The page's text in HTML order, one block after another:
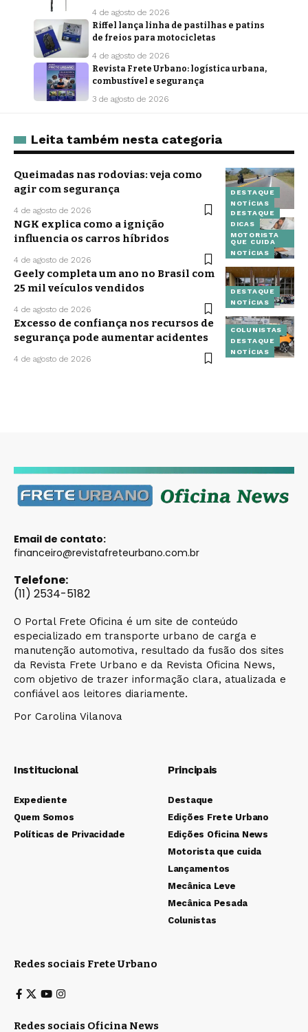
4 de agosto de 2026
Riffel lança linha de pastilhas e patins
de freios para motocicletas
4 de agosto de 2026
Revista Frete Urbano: logística urbana,
combustível e segurança
3 de agosto de 2026
Leita também nesta categoria
DESTAQUE
NOTÍCIAS
Queimadas nas rodovias: veja como
agir com segurança
4 de agosto de 2026
DESTAQUE
DICAS
MOTORISTA
QUE CUIDA
NOTÍCIAS
NGK explica como a ignição
influencia os carros híbridos
4 de agosto de 2026
DESTAQUE
NOTÍCIAS
Geely completa um ano no Brasil com
25 mil veículos vendidos
4 de agosto de 2026
COLUNISTAS
DESTAQUE
NOTÍCIAS
Excesso de confiança nos recursos de
segurança pode aumentar acidentes
4 de agosto de 2026
Email de contato:
financeiro@revistafreteurbano.com.br
Telefone:
(11) 2534-5182
O Portal Frete Oficina é um site de conteúdo
especializado em transporte urbano de carga e
manutenção automotiva, resultado da fusão dos sites
da Revista Frete Urbano e da Revista Oficina News,
com objetivo de trazer informação clara, atualizada e
confiável aos leitores diariamente.
Por Carolina Vilanova
Institucional
Expediente
Quem Somos
Políticas de Privacidade
Principais
Destaque
Edições Frete Urbano
Edições Oficina News
Motorista que cuida
Lançamentos
Mecânica Leve
Mecânica Pesada
Colunistas
Redes sociais Frete Urbano
Redes sociais Oficina News